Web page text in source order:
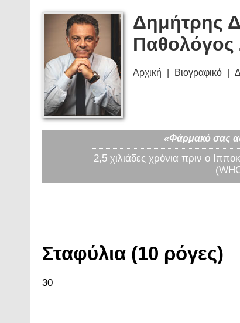
Δημήτρης
Παθολόγος
Αρχική Βιογραφικό
«Φάρμακό σας
2,5 χιλιάδες χρόνια πριν ο
Σταφύλια (10 ρόγες)
30